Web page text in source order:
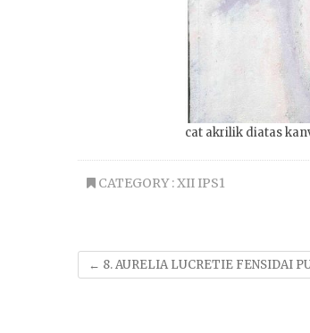
cat akrilik diatas
CATEGORY :XII IPS1
← 8. AURELIA LUCRETIE FENSIDAI